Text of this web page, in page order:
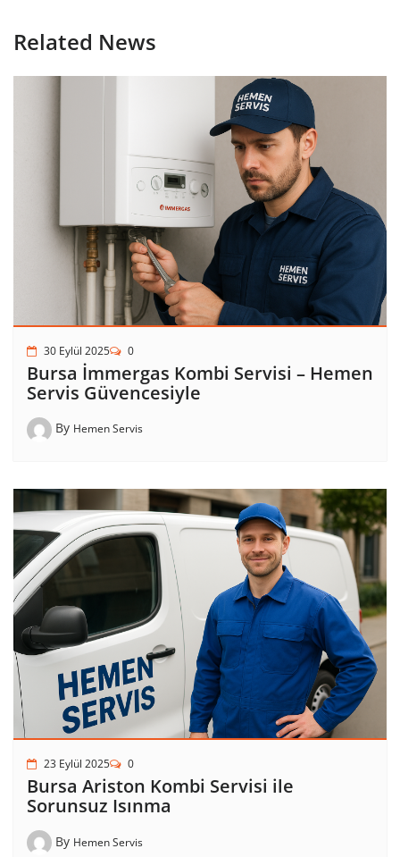
Related News
30 Eylül 2025 0
Bursa İmmergas Kombi Servisi – Hemen
Servis Güvencesiyle
By Hemen Servis
23 Eylül 2025 0
Bursa Ariston Kombi Servisi ile
Sorunsuz Isınma
By Hemen Servis